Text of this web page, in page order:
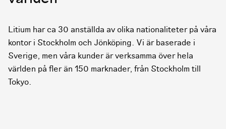
Litium har ca 30 anställda av olika nationaliteter på våra
kontor i Stockholm och Jönköping. Vi är baserade i
Sverige, men våra kunder är verksamma över hela
världen på fler än 150 marknader, från Stockholm till
Tokyo.